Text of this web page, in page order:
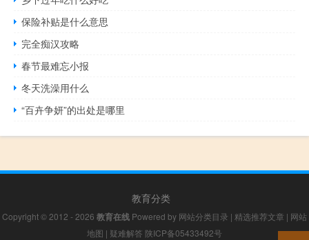
保险补贴是什么意思
完全痴汉攻略
春节最难忘小报
冬天洗澡用什么
“百卉争妍”的出处是哪里
教育分类
Copyright © 2012 - 2026 教育在线 Powered by 网站分类目录 | 精选推荐文章 | 网站
地图 | 疑难解答 陕ICP备05433492号